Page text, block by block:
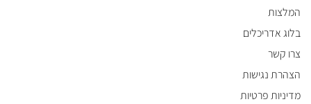
המלצות
בלוג אדריכלים
צרו קשר
הצהרת נגישות
מדיניות פרטיות